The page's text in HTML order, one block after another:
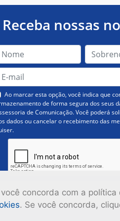
concorda com a política
. Se você concorda,
Receba nossas
Ao marcar esta opção, você indica que
de forma segura dos seus
de Comunicação. Você poderá
dados ou cancelar o recebimento das
Inscrever-se